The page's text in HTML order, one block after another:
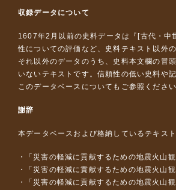
収録データについて
1607年2月以前の史料データは『 [古代・中
性についての評価など、史料テキスト以外
それ以外のデータのうち、史料本文欄の冒
いないテキストです。信頼性の低い史料や
このデータベースについて もご参照ください
謝辞
本データベースおよび格納しているテキス
「災害の軽減に貢献するための地震火山
「災害の軽減に貢献するための地震火山
「災害の軽減に貢献するための地震火山